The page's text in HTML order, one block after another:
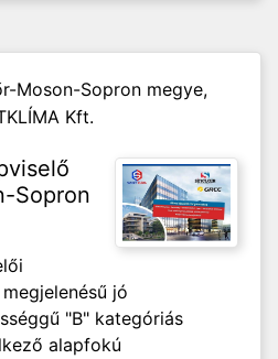
Moson-Sopron megye,
Kft.
Sopron
jó
"B" kategóriás
alapfokú